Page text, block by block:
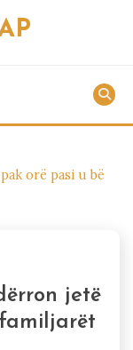
orë pasi u bë
jetë